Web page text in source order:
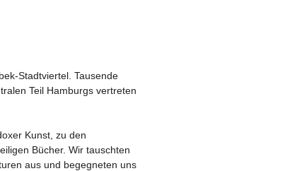
Stadtviertel. Tausende
Teil Hamburgs vertreten
Kunst, zu den
Bücher. Wir tauschten
aus und begegneten uns